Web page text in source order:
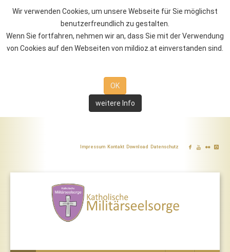
Wir verwenden Cookies, um unsere Webseite für Sie möglichst
benutzerfreundlich zu gestalten.
Wenn Sie fortfahren, nehmen wir an, dass Sie mit der Verwendung
von Cookies auf den Webseiten von mildioz.at einverstanden sind.
OK
weitere Info
Impressum Kontakt Download Datenschutz